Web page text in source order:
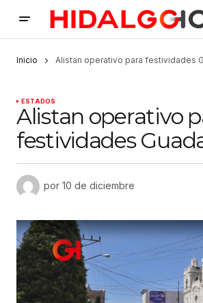
Inicio Alistan operativo para festividades
ESTADOS
Alistan operativo
festividades
por 10 de diciembre